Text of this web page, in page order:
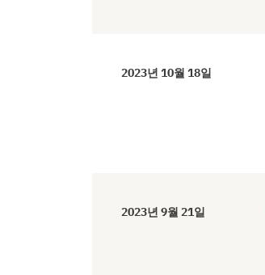
2023년 10월 18일
2023년 9월 21일